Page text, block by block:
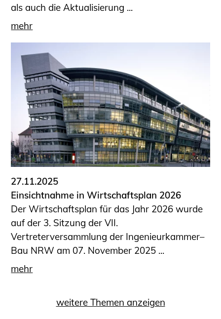
als auch die Aktualisierung ...
mehr
27.11.2025
Einsichtnahme in Wirtschaftsplan 2026
Der Wirtschaftsplan für das Jahr 2026 wurde
auf der 3. Sitzung der VII.
Vertreterversammlung der Ingenieurkammer–
Bau NRW am 07. November 2025 ...
mehr
weitere Themen anzeigen